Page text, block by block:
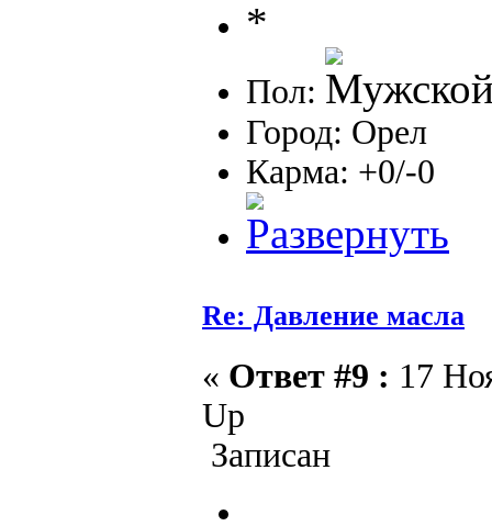
Пол:
Город: Орел
Карма: +0/-0
Re: Давление масла
« Ответ #9 : 17
Up
Записан